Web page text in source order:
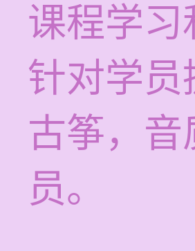
课程学
针对学
古筝，
员。